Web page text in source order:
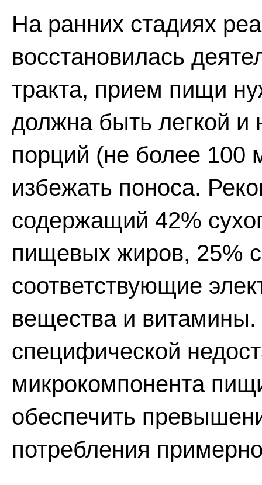
На ранних стадиях
восстановилась
тракта, прием пищи
должна быть легкой и
порций (не более 100
избежать поноса.
содержащий 42%
пищевых жиров, 25%
соответствующие
вещества и витамины.
специфической
микрокомпонента
обеспечить
потребления